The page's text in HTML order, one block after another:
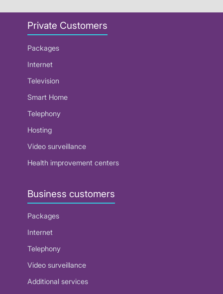
Private Customers
Packages
Internet
Television
Smart Home
Telephony
Hosting
Video surveillance
Health improvement centers
Business customers
Packages
Internet
Telephony
Video surveillance
Additional services